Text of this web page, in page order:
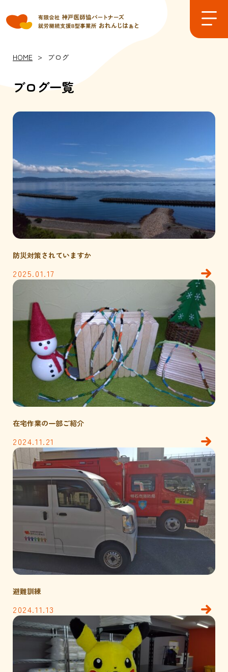
CONTACT
お問い合わせ
TOP
おれんじはぁとの１日
工賃
スケジュール
ブログ
お知らせ
ブログ
アクセス
HOME > ブログ
ブログ一覧
防災対策されていますか
2025.01.17
在宅作業の一部ご紹介
2024.11.21
避難訓練
2024.11.13